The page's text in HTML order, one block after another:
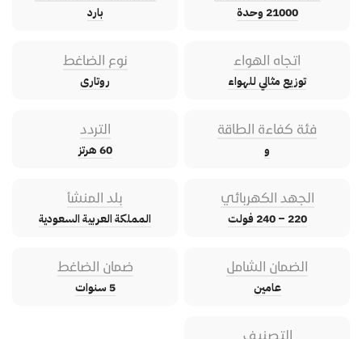
21000 وحدة بارد
اتجاه الهواء
توزيع مثالي للهواء
نوع الضاغط
روتارى
فئة كفاءة الطاقة
و
التردد
60 هرتز
الجهد الكهربائي
220 – 240 فولت
بلد المنشأ
المملكة العربية السعودية
الضمان الشامل
عامين
ضمان الضاغط
5 سنوات
التصنيف